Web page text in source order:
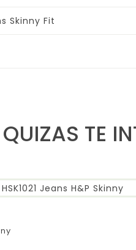
Skinny Fit
QUIZAS TE